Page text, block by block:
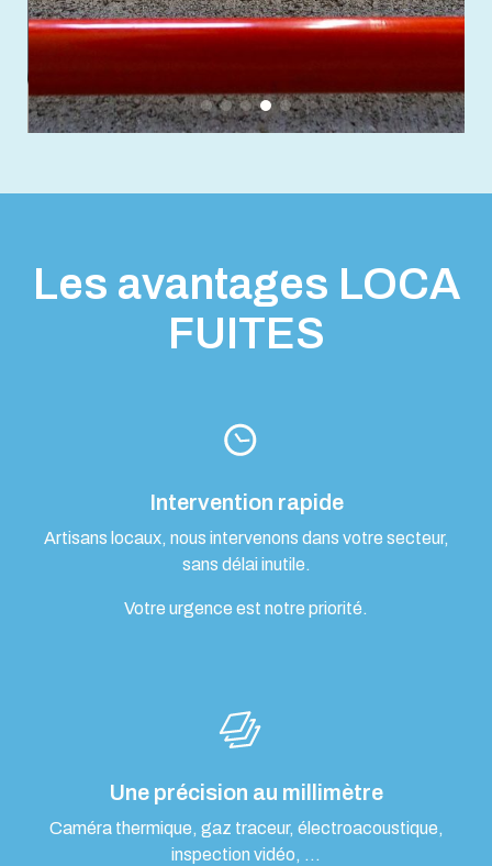
Les avantages LOCA
FUITES
Intervention rapide
Artisans locaux, nous intervenons dans votre secteur,
sans délai inutile.
Votre urgence est notre priorité.
Une précision au millimètre
Caméra thermique, gaz traceur, électroacoustique,
inspection vidéo, …